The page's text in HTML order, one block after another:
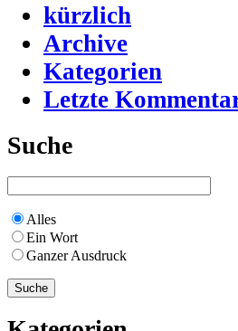
kürzlich
Archive
Kategorien
Letzte
Suche
Alles
Ein Wort
Ganzer Ausdruck